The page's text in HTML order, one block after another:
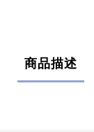
商品描述